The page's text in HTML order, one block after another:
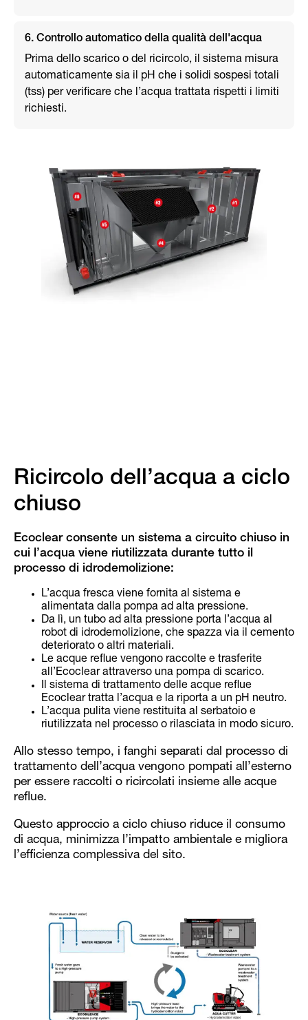
6. Controllo automatico della qualità dell'acqua
Prima dello scarico o del ricircolo, il sistema misura
automaticamente sia il pH che i solidi sospesi totali
(tss) per verificare che l’acqua trattata rispetti i limiti
richiesti.
Ricircolo dell’acqua a ciclo
chiuso
Ecoclear consente un sistema a circuito chiuso in
cui l’acqua viene riutilizzata durante tutto il
processo di idrodemolizione:
L’acqua fresca viene fornita al sistema e
alimentata dalla pompa ad alta pressione.
Da lì, un tubo ad alta pressione porta l’acqua al
robot di idrodemolizione, che spazza via il cemento
deteriorato o altri materiali.
Le acque reflue vengono raccolte e trasferite
all’Ecoclear attraverso una pompa di scarico.
Il sistema di trattamento delle acque reflue
Ecoclear tratta l’acqua e la riporta a un pH neutro.
L’acqua pulita viene restituita al serbatoio e
riutilizzata nel processo o rilasciata in modo sicuro.
Allo stesso tempo, i fanghi separati dal processo di
trattamento dell’acqua vengono pompati all’esterno
per essere raccolti o ricircolati insieme alle acque
reflue.
Questo approccio a ciclo chiuso riduce il consumo
di acqua, minimizza l’impatto ambientale e migliora
l’efficienza complessiva del sito.